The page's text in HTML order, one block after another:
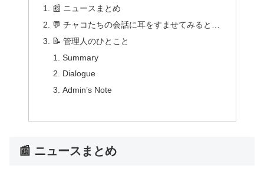
📰 ニュースまとめ
💬 チャコたちの会話に耳をすませてみると…
📝 管理人のひとこと
Summary
Dialogue
Admin’s Note
📰 ニュースまとめ